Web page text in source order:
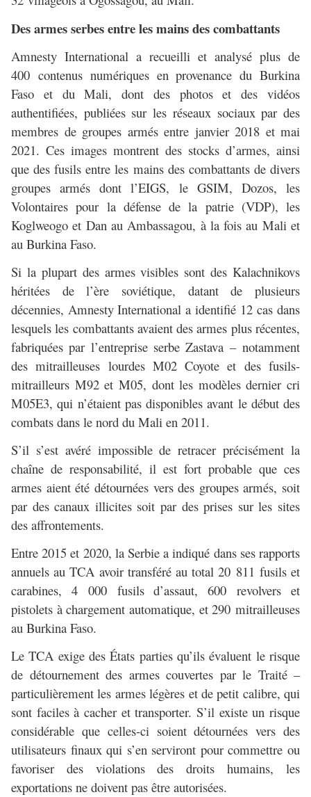
Des armes serbes entre les mains des combattants
Amnesty International a recueilli et analysé plus de
400 contenus numériques en provenance du Burkina
Faso et du Mali, dont des photos et des vidéos
authentifiées, publiées sur les réseaux sociaux par des
membres de groupes armés entre janvier 2018 et mai
2021. Ces images montrent des stocks d’armes, ainsi
que des fusils entre les mains des combattants de divers
groupes armés dont l’EIGS, le GSIM, Dozos, les
Volontaires pour la défense de la patrie (VDP), les
Koglweogo et Dan au Ambassagou, à la fois au Mali et
au Burkina Faso.
Si la plupart des armes visibles sont des Kalachnikovs
héritées de l’ère soviétique, datant de plusieurs
décennies, Amnesty International a identifié 12 cas dans
lesquels les combattants avaient des armes plus récentes,
fabriquées par l’entreprise serbe Zastava – notamment
des mitrailleuses lourdes M02 Coyote et des fusils-
mitrailleurs M92 et M05, dont les modèles dernier cri
M05E3, qui n’étaient pas disponibles avant le début des
combats dans le nord du Mali en 2011.
S’il s’est avéré impossible de retracer précisément la
chaîne de responsabilité, il est fort probable que ces
armes aient été détournées vers des groupes armés, soit
par des canaux illicites soit par des prises sur les sites
des affrontements.
Entre 2015 et 2020, la Serbie a indiqué dans ses rapports
annuels au TCA avoir transféré au total 20 811 fusils et
carabines, 4 000 fusils d’assaut, 600 revolvers et
pistolets à chargement automatique, et 290 mitrailleuses
au Burkina Faso.
Le TCA exige des États parties qu’ils évaluent le risque
de détournement des armes couvertes par le Traité –
particulièrement les armes légères et de petit calibre, qui
sont faciles à cacher et transporter. S’il existe un risque
considérable que celles-ci soient détournées vers des
utilisateurs finaux qui s’en serviront pour commettre ou
favoriser des violations des droits humains, les
exportations ne doivent pas être autorisées.